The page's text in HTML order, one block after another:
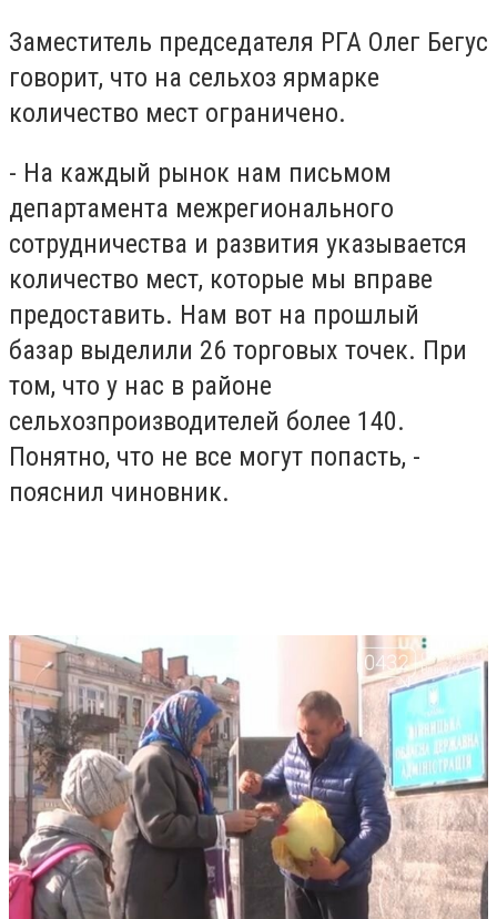
Заместитель председателя РГА Олег Бегус
говорит, что на сельхоз ярмарке
количество мест ограничено.
- На каждый рынок нам письмом
департамента межрегионального
сотрудничества и развития указывается
количество мест, которые мы вправе
предоставить. Нам вот на прошлый
базар выделили 26 торговых точек. При
том, что у нас в районе
сельхозпроизводителей более 140.
Понятно, что не все могут попасть, -
пояснил чиновник.